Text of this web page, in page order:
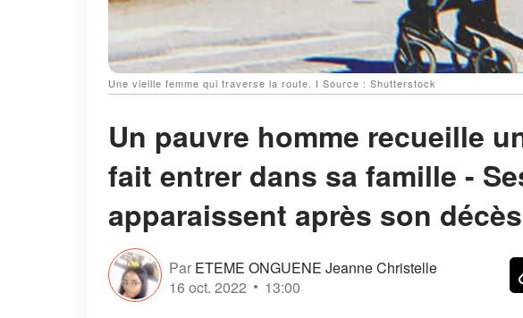
Une vieille femme qui traverse la route. І Source : Shutterstock
Un pauvre homme recueille
fait entrer dans sa famille -
apparaissent après son
Par ETEME ONGUENE Jeanne Christelle
16 oct. 2022
13:00